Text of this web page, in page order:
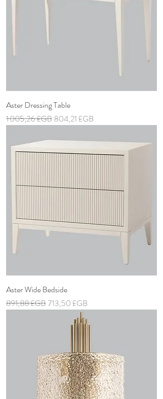
Aster Dressing Table
Prix original
1 005,26 £GB Prix promotionnel
804,21 £GB
Aster Wide Bedside
Prix original
891,88 £GBPrix promotionnel
713,50 £GB